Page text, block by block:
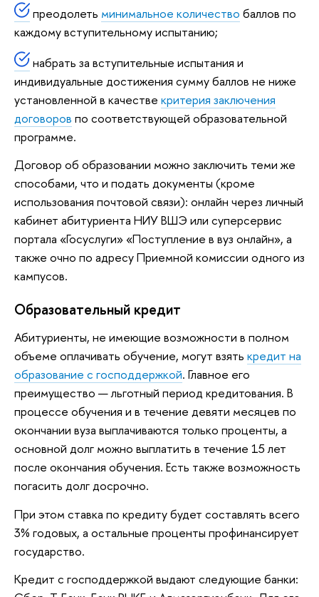
преодолеть минимальное количество баллов по
каждому вступительному испытанию;
набрать за вступительные испытания и
индивидуальные достижения сумму баллов не ниже
установленной в качестве критерия заключения
договоров по соответствующей образовательной
программе.
Договор об образовании можно заключить теми же
способами, что и подать документы (кроме
использования почтовой связи): онлайн через личный
кабинет абитуриента НИУ ВШЭ или суперсервис
портала «Госуслуги» «Поступление в вуз онлайн», а
также очно по адресу Приемной комиссии одного из
кампусов.
Образовательный кредит
Абитуриенты, не имеющие возможности в полном
объеме оплачивать обучение, могут взять кредит на
образование с господдержкой. Главное его
преимущество — льготный период кредитования. В
процессе обучения и в течение девяти месяцев по
окончании вуза выплачиваются только проценты, а
основной долг можно выплатить в течение 15 лет
после окончания обучения. Есть также возможность
погасить долг досрочно.
При этом ставка по кредиту будет составлять всего
3% годовых, а остальные проценты профинансирует
государство.
Кредит с господдержкой выдают следующие банки: